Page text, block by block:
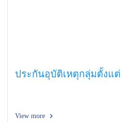
ประกันอุบัติเหตุกลุ่มตั้งแ
View more